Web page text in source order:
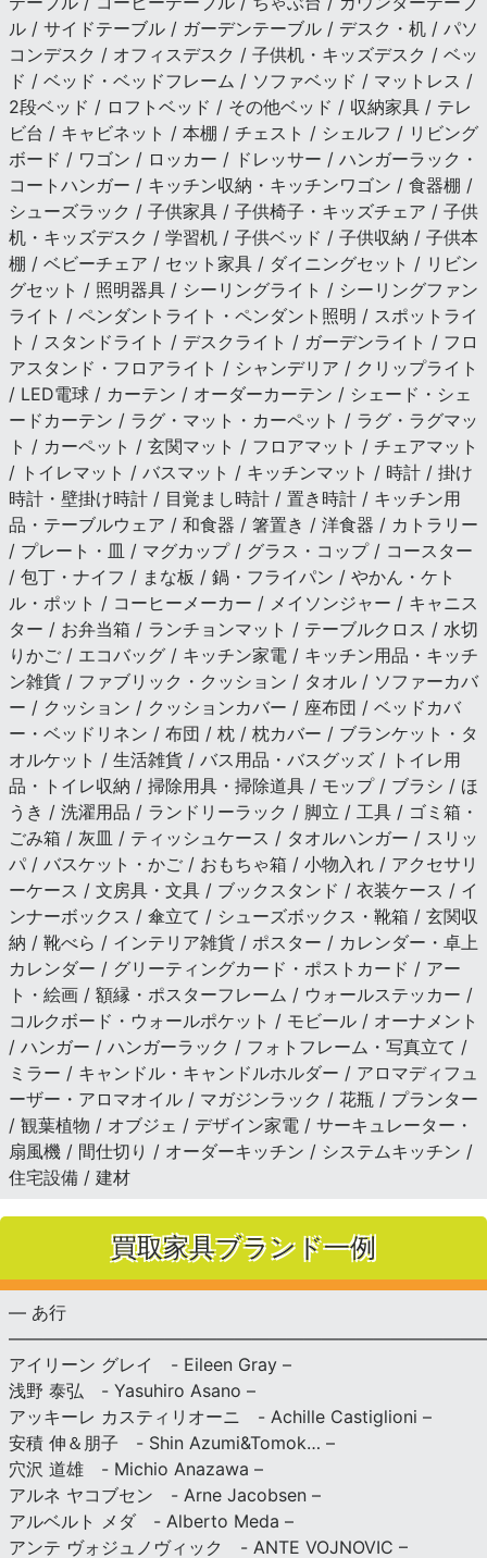
ル / サイドテーブル / ガーデンテーブル / デスク・机 / パソ
コンデスク / オフィスデスク / 子供机・キッズデスク / ベッ
ド / ベッド・ベッドフレーム / ソファベッド / マットレス /
2段ベッド / ロフトベッド / その他ベッド / 収納家具 / テレ
ビ台 / キャビネット / 本棚 / チェスト / シェルフ / リビング
ボード / ワゴン / ロッカー / ドレッサー / ハンガーラック・
コートハンガー / キッチン収納・キッチンワゴン / 食器棚 /
シューズラック / 子供家具 / 子供椅子・キッズチェア / 子供
机・キッズデスク / 学習机 / 子供ベッド / 子供収納 / 子供本
棚 / ベビーチェア / セット家具 / ダイニングセット / リビン
グセット / 照明器具 / シーリングライト / シーリングファン
ライト / ペンダントライト・ペンダント照明 / スポットライ
ト / スタンドライト / デスクライト / ガーデンライト / フロ
アスタンド・フロアライト / シャンデリア / クリップライト
/ LED電球 / カーテン / オーダーカーテン / シェード・シェ
ードカーテン / ラグ・マット・カーペット / ラグ・ラグマッ
ト / カーペット / 玄関マット / フロアマット / チェアマット
/ トイレマット / バスマット / キッチンマット / 時計 / 掛け
時計・壁掛け時計 / 目覚まし時計 / 置き時計 / キッチン用
品・テーブルウェア / 和食器 / 箸置き / 洋食器 / カトラリー
/ プレート・皿 / マグカップ / グラス・コップ / コースター
/ 包丁・ナイフ / まな板 / 鍋・フライパン / やかん・ケト
ル・ポット / コーヒーメーカー / メイソンジャー / キャニス
ター / お弁当箱 / ランチョンマット / テーブルクロス / 水切
りかご / エコバッグ / キッチン家電 / キッチン用品・キッチ
ン雑貨 / ファブリック・クッション / タオル / ソファーカバ
ー / クッション / クッションカバー / 座布団 / ベッドカバ
ー・ベッドリネン / 布団 / 枕 / 枕カバー / ブランケット・タ
オルケット / 生活雑貨 / バス用品・バスグッズ / トイレ用
品・トイレ収納 / 掃除用具・掃除道具 / モップ / ブラシ / ほ
うき / 洗濯用品 / ランドリーラック / 脚立 / 工具 / ゴミ箱・
ごみ箱 / 灰皿 / ティッシュケース / タオルハンガー / スリッ
パ / バスケット・かご / おもちゃ箱 / 小物入れ / アクセサリ
ーケース / 文房具・文具 / ブックスタンド / 衣装ケース / イ
ンナーボックス / 傘立て / シューズボックス・靴箱 / 玄関収
納 / 靴べら / インテリア雑貨 / ポスター / カレンダー・卓上
カレンダー / グリーティングカード・ポストカード / アー
ト・絵画 / 額縁・ポスターフレーム / ウォールステッカー /
コルクボード・ウォールポケット / モビール / オーナメント
/ ハンガー / ハンガーラック / フォトフレーム・写真立て /
ミラー / キャンドル・キャンドルホルダー / アロマディフュ
ーザー・アロマオイル / マガジンラック / 花瓶 / プランター
/ 観葉植物 / オブジェ / デザイン家電 / サーキュレーター・
扇風機 / 間仕切り / オーダーキッチン / システムキッチン /
住宅設備 / 建材
買取家具ブランド一例
— あ行
アイリーン グレイ - Eileen Gray –
浅野 泰弘 - Yasuhiro Asano –
アッキーレ カスティリオーニ - Achille Castiglioni –
安積 伸＆朋子 - Shin Azumi&Tomok… –
穴沢 道雄 - Michio Anazawa –
アルネ ヤコブセン - Arne Jacobsen –
アルベルト メダ - Alberto Meda –
アンテ ヴォジュノヴィック - ANTE VOJNOVIC –